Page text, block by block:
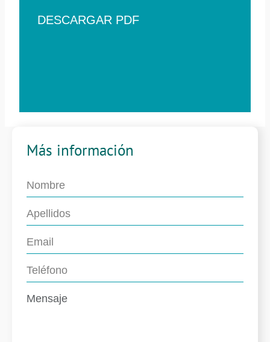
DESCARGAR PDF
Más información